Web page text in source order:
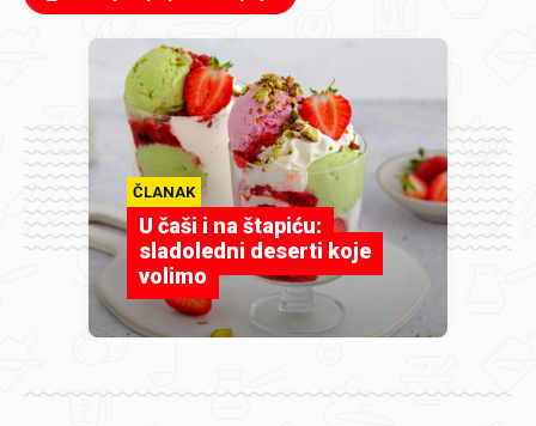
ČLANAK
U čaši i na štapiću:
sladoledni deserti koje
volimo